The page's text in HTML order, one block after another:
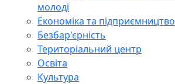
молоді
Економіка та підприємництво
Безбар'єрність
Територіальний центр
Освіта
Культура